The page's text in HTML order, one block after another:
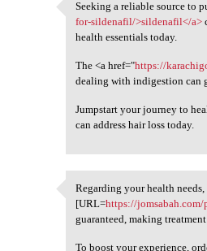
Seeking a reliable
Seeking a reliable source to
for-sildenafil/>sildenafil</a>
health essentials today.
The <a href="https://
dealing with indigestion can
Jumpstart your journey to
can address hair loss today.
Regarding your health
Regarding your health
[URL=https://jomsabah.com/
guaranteed, making
To boost your experience,